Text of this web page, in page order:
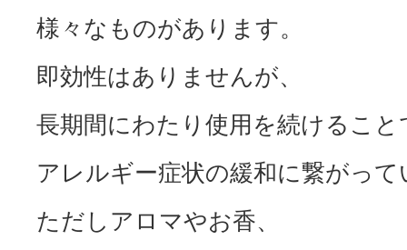
様々なものがあります。
即効性はありませんが、
長期間にわたり使用を続けること
アレルギー症状の緩和に繋がっ
ただしアロマやお香、